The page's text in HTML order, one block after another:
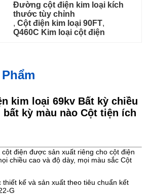
Đường cột điện kim loại kích
thước tùy chỉnh
, Cột điện kim loại 90FT,
Q460C Kim loại cột điện
kim loại 69kv Bất kỳ chiều
bất kỳ màu nào Cột tiện ích
điện được sản xuất riêng cho cột điện
chiều cao và độ dày, mọi màu sắc Cột
kế và sản xuất theo tiêu chuẩn kết
G